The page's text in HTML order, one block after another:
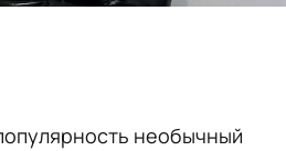
необычный